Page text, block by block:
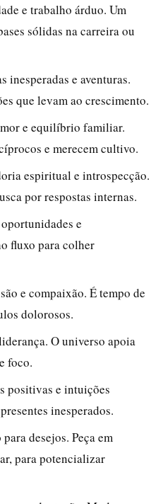
e trabalho árduo. Um
sólidas na carreira ou
inesperadas e aventuras.
que levam ao crescimento.
e equilíbrio familiar.
e merecem cultivo.
espiritual e introspecção.
por respostas internas.
e
fluxo para colher
e compaixão. É tempo de
dolorosos.
O universo apoia
foco.
positivas e intuições
inesperados.
desejos. Peça em
para potencializar